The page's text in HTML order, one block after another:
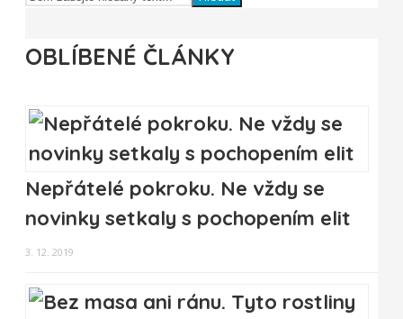
OBLÍBENÉ ČLÁNKY
Nepřátelé pokroku. Ne vždy se
novinky setkaly s pochopením elit
3. 12. 2019